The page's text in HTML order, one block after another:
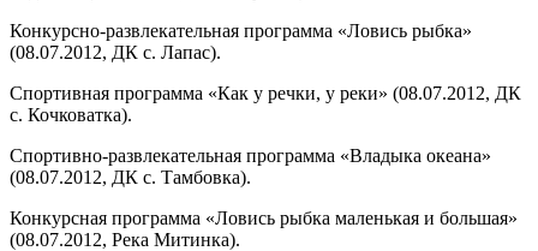
Конкурсно-развлекательная программа «Ловись рыбка»
(08.07.2012, ДК с. Лапас).
Спортивная программа «Как у речки, у реки» (08.07.2012, ДК
с. Кочковатка).
Спортивно-развлекательная программа «Владыка океана»
(08.07.2012, ДК с. Тамбовка).
Конкурсная программа «Ловись рыбка маленькая и большая»
(08.07.2012, Река Митинка).